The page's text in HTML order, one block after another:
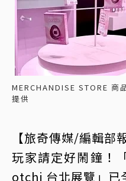
MERCHANDISE STORE
提供
【旅奇傳媒/編輯部
玩家請定好鬧鐘！
otchi 台北展覽」已